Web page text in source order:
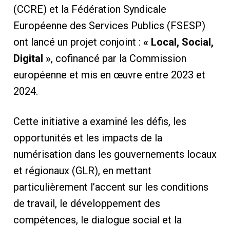
(CCRE) et la Fédération Syndicale
Européenne des Services Publics (FSESP)
ont lancé un projet conjoint : « Local, Social,
Digital », cofinancé par la Commission
européenne et mis en œuvre entre 2023 et
2024.
Cette initiative a examiné les défis, les
opportunités et les impacts de la
numérisation dans les gouvernements locaux
et régionaux (GLR), en mettant
particulièrement l’accent sur les conditions
de travail, le développement des
compétences, le dialogue social et la